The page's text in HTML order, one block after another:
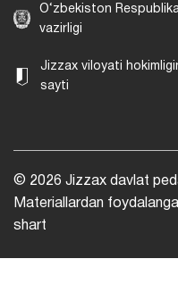
O‘zbekiston
vazirligi
Jizzax viloyati
sayti
© 2026 Jizzax davlat
Materiallardan
shart